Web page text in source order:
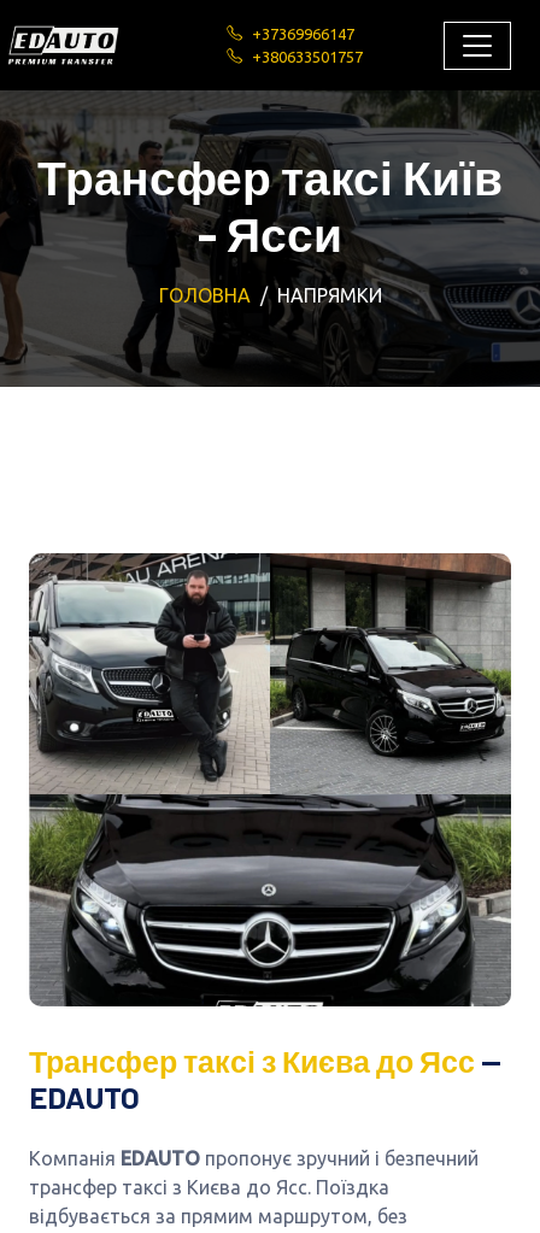
+37369966147
+380633501757
Трансфер таксі Київ
- Ясси
ГОЛОВНА НАПРЯМКИ
Трансфер таксі з Києва до Ясс —
EDAUTO
Компанія EDAUTO пропонує зручний і безпечний
трансфер таксі з Києва до Ясс. Поїздка
відбувається за прямим маршрутом, без